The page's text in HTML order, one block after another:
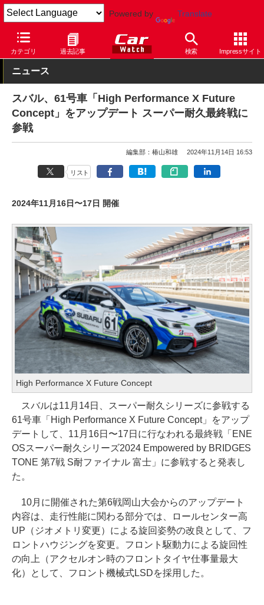
Powered by Translate
カテゴリ 過去記事 検索 Impressサイト
Car Watch モータースポーツ スーパー耐久
ニュース
スバル、61号車「High Performance X Future
Concept」をアップデート スーパー耐久最終戦に
参戦
編集部：椿山和雄 2024年11月14日 16:53
リスト
2024年11月16日〜17日 開催
High Performance X Future Concept
スバルは11月14日、スーパー耐久シリーズに参戦する
61号車「High Performance X Future Concept」をアップ
デートして、11月16日〜17日に行なわれる最終戦「ENE
OSスーパー耐久シリーズ2024 Empowered by BRIDGES
TONE 第7戦 S耐ファイナル 富士」に参戦すると発表し
た。
10月に開催された第6戦岡山大会からのアップデート
内容は、走行性能に関わる部分では、ロールセンター高
UP（ジオメトリ変更）による旋回姿勢の改良として、フ
ロントハウジングを変更。フロント駆動力による旋回性
の向上（アクセルオン時のフロントタイヤ仕事量最大
化）として、フロント機械式LSDを採用した。